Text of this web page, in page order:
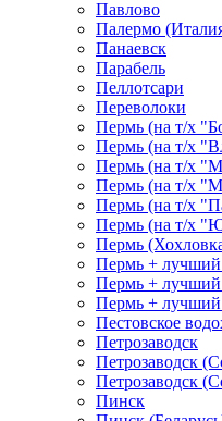
Павлово
Палермо
Панаевск
Парабель
Пеллотсари
Переволоки
Пермь (на т/х
Пермь (на т/х
Пермь (на т/х
Пермь (на т/х
Пермь (на т/х
Пермь (на т/х
Пермь
Пермь + лучший
Пермь + лучший
Пермь + лучший
Пестовское
Петрозаводск
Петрозаводск
Петрозаводск
Пинск